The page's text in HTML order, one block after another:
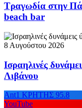
Τραγωδία στην
beach bar
8 Αυγούστου 2026
Ισραηλινές
Λιβάνου
Ant1 ΚΡΗΤΗΣ 95.8
YouTube